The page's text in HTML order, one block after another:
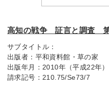
高知の戦争 証言と調査 第
サブタイトル：
出版者： 平和資料館・草の家
出版年月： 2010年（平成22年）
請求記号： 210.75/Se73/7